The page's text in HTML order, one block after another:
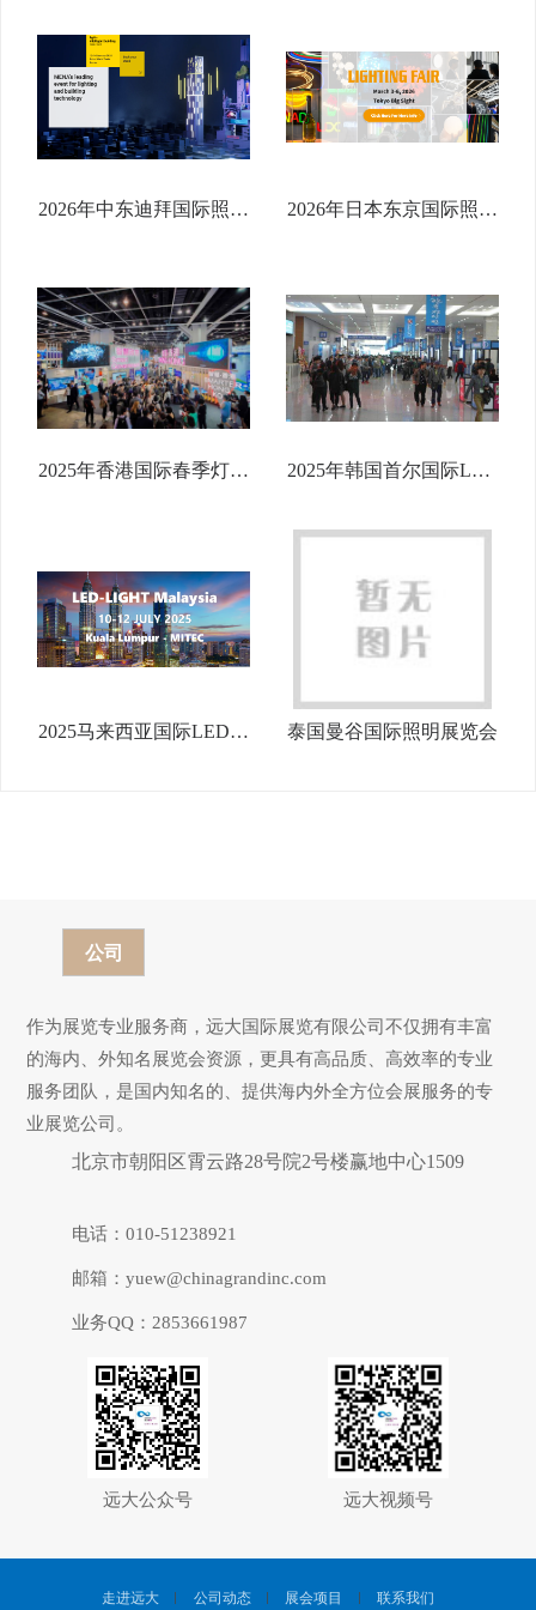
2026年中东迪拜国际照明
2026年日本东京国际照明
2025年香港国际春季灯饰
2025年韩国首尔国际LED
2025马来西亚国际LED照
泰国曼谷国际照明展览会
公司
作为展览专业服务商，远大国际展览有限公司不仅拥有丰富
的海内、外知名展览会资源，更具有高品质、高效率的专业
服务团队，是国内知名的、提供海内外全方位会展服务的专
业展览公司。
北京市朝阳区霄云路28号院2号楼赢地中心1509
电话：010-51238921
邮箱：yuew@chinagrandinc.com
业务QQ：2853661987
远大公众号 远大视频号
走进远大 公司动态 展会项目 联系我们